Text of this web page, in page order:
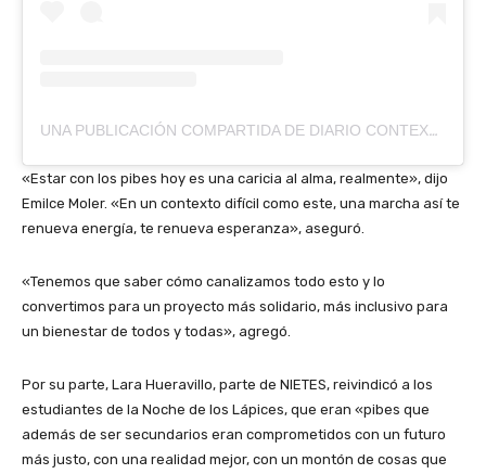
UNA PUBLICACIÓN COMPARTIDA DE DIARIO CONTEXTO (@DIARIOCONTEXTO)
«Estar con los pibes hoy es una caricia al alma, realmente», dijo
Emilce Moler. «En un contexto difícil como este, una marcha así te
renueva energía, te renueva esperanza», aseguró.
«Tenemos que saber cómo canalizamos todo esto y lo
convertimos para un proyecto más solidario, más inclusivo para
un bienestar de todos y todas», agregó.
Por su parte, Lara Hueravillo, parte de NIETES, reivindicó a los
estudiantes de la Noche de los Lápices, que eran «pibes que
además de ser secundarios eran comprometidos con un futuro
más justo, con una realidad mejor, con un montón de cosas que